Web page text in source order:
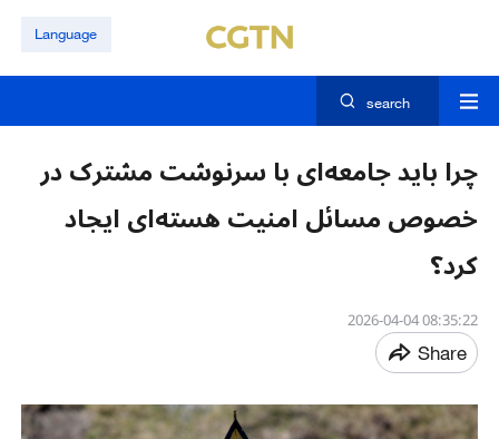
Language
search
چرا باید جامعه‌ای با سرنوشت مشترک در
خصوص مسائل امنیت هسته‌ای ایجاد
کرد؟
08:35:22 2026-04-04
Share